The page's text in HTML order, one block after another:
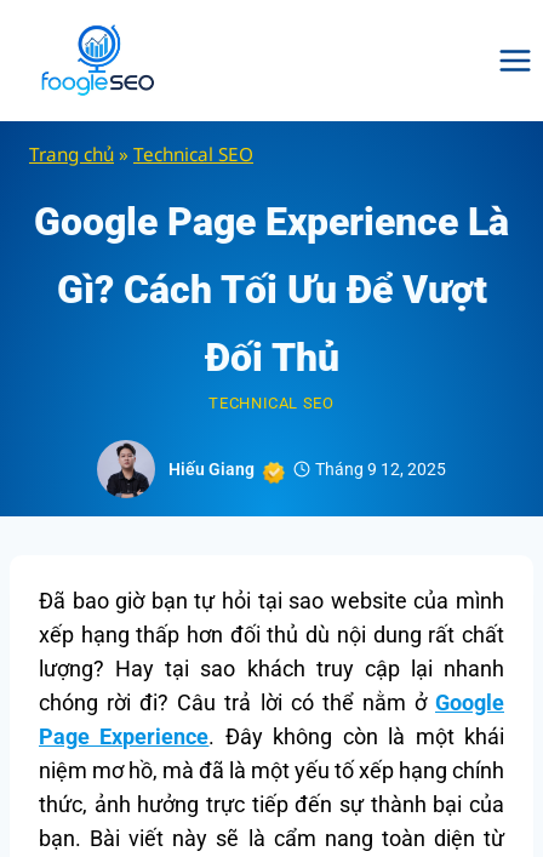
content
Trang chủ » Technical SEO
Google Page Experience Là
Gì? Cách Tối Ưu Để Vượt
Đối Thủ
TECHNICAL SEO
Hiếu Giang Tháng 9 12, 2025
Đã bao giờ bạn tự hỏi tại sao website của mình
xếp hạng thấp hơn đối thủ dù nội dung rất chất
lượng? Hay tại sao khách truy cập lại nhanh
chóng rời đi? Câu trả lời có thể nằm ở Google
Page Experience. Đây không còn là một khái
niệm mơ hồ, mà đã là một yếu tố xếp hạng chính
thức, ảnh hưởng trực tiếp đến sự thành bại của
bạn. Bài viết này sẽ là cẩm nang toàn diện từ